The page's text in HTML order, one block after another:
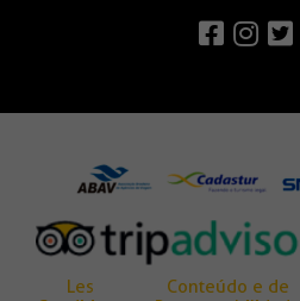
Les
Conteúdo e de